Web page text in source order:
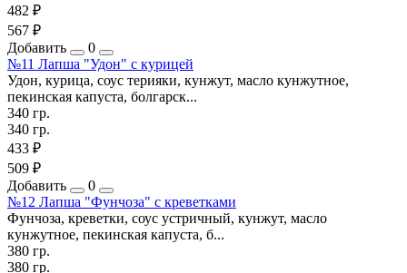
482 ₽
567 ₽
Добавить
0
№11 Лапша "Удон" с курицей
Удон, курица, соус терияки, кунжут, масло кунжутное,
пекинская капуста, болгарск...
340 гр.
340 гр.
433 ₽
509 ₽
Добавить
0
№12 Лапша "Фунчоза" с креветками
Фунчоза, креветки, соус устричный, кунжут, масло
кунжутное, пекинская капуста, б...
380 гр.
380 гр.